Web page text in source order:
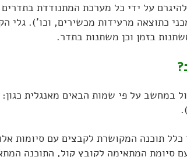
להיגרם על ידי כל מערכת המתנודדת
כתוצאה מרעידות מכשירים, וכו'). גלי
בזמן וכן משתנות בתדר.
במחשב על פי שמות הבאים מאנגלית
תוכנה המקושרת לקבצים עם סיומות
סיומת המתאימה לקובץ קול, התוכנה